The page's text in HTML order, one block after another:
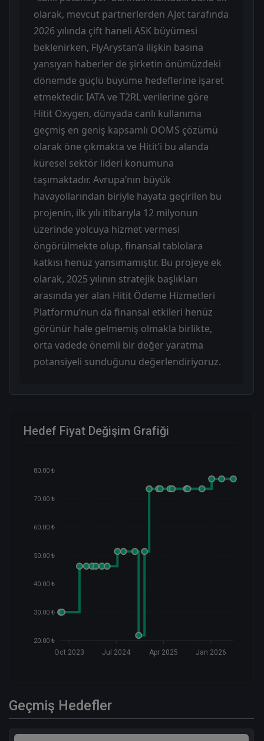
olarak, mevcut partnerlerden AJet tarafında
2026 yılında çift haneli ASK büyümesi
beklenirken, FlyArystan’a ilişkin basına
yansıyan haberler de şirketin önümüzdeki
dönemde güçlü büyüme hedeflerine işaret
etmektedir. IATA ve T2RL verilerine göre
Hitit Oxygen, dünyada canlı kullanıma
geçmiş en geniş kapsamlı OOMS çözümü
olarak öne çıkmakta ve Hitit’i bu alanda
küresel sektör lideri konumuna
taşımaktadır. Avrupa’nın büyük
havayollarından biriyle hayata geçirilen bu
projenin, ilk yılı itibarıyla 12 milyonun
üzerinde yolcuya hizmet vermesi
öngörülmekte olup, finansal tablolara
katkısı henüz yansımamıştır. Bu projeye ek
olarak, 2025 yılının stratejik başlıkları
arasında yer alan Hitit Ödeme Hizmetleri
Platformu’nun da finansal etkileri henüz
görünür hale gelmemiş olmakla birlikte,
orta vadede önemli bir değer yaratma
potansiyeli sunduğunu değerlendiriyoruz.
Hedef Fiyat Değişim Grafiği
80.00 ₺
70.00 ₺
60.00 ₺
50.00 ₺
40.00 ₺
30.00 ₺
20.00 ₺
Oct 2023 Jul 2024 Apr 2025 Jan 2026
Geçmiş Hedefler